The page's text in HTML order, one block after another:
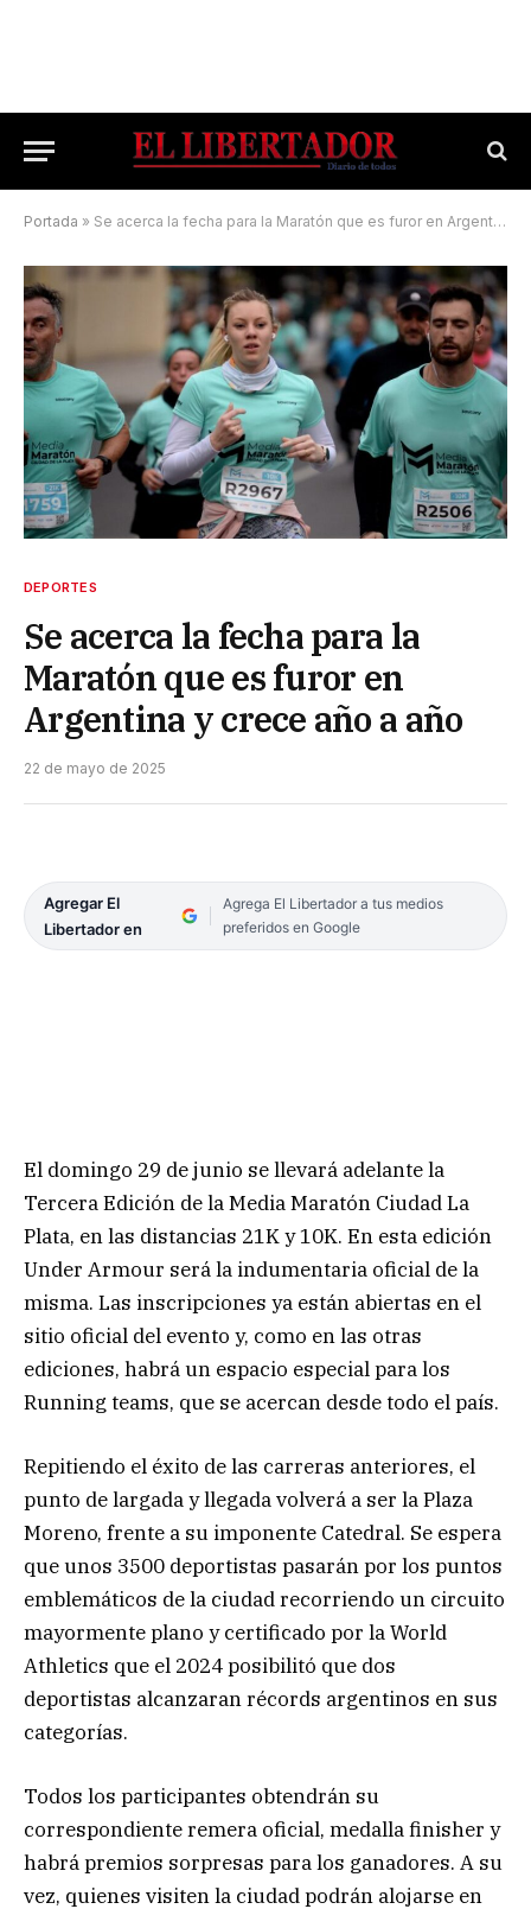
Portada » Se acerca la fecha para la Maratón que es furor en Argentina y crece año a año
DEPORTES
Se acerca la fecha para la
Maratón que es furor en
Argentina y crece año a año
22 de mayo de 2025
Agregar El
Libertador en
Agrega El Libertador a tus medios
preferidos en Google
El domingo 29 de junio se llevará adelante la
Tercera Edición de la Media Maratón Ciudad La
Plata, en las distancias 21K y 10K. En esta edición
Under Armour será la indumentaria oficial de la
misma. Las inscripciones ya están abiertas en el
sitio oficial del evento y, como en las otras
ediciones, habrá un espacio especial para los
Running teams, que se acercan desde todo el país.
Repitiendo el éxito de las carreras anteriores, el
punto de largada y llegada volverá a ser la Plaza
Moreno, frente a su imponente Catedral. Se espera
que unos 3500 deportistas pasarán por los puntos
emblemáticos de la ciudad recorriendo un circuito
mayormente plano y certificado por la World
Athletics que el 2024 posibilitó que dos
deportistas alcanzaran récords argentinos en sus
categorías.
Todos los participantes obtendrán su
correspondiente remera oficial, medalla finisher y
habrá premios sorpresas para los ganadores. A su
vez, quienes visiten la ciudad podrán alojarse en